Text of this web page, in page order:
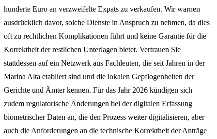
hunderte Euro an verzweifelte Expats zu verkaufen. Wir warnen
ausdrücklich davor, solche Dienste in Anspruch zu nehmen, da dies
oft zu rechtlichen Komplikationen führt und keine Garantie für die
Korrektheit der restlichen Unterlagen bietet. Vertrauen Sie
stattdessen auf ein Netzwerk aus Fachleuten, die seit Jahren in der
Marina Alta etabliert sind und die lokalen Gepflogenheiten der
Gerichte und Ämter kennen. Für das Jahr 2026 kündigen sich
zudem regulatorische Änderungen bei der digitalen Erfassung
biometrischer Daten an, die den Prozess weiter digitalisieren, aber
auch die Anforderungen an die technische Korrektheit der Anträge